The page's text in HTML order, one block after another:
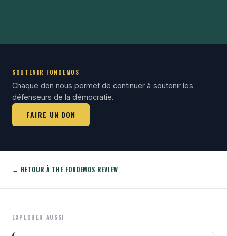
SOUTENIR FONDEMOS
Chaque don nous permet de continuer à soutenir les
défenseurs de la démocratie.
FAIRE UN DON
← RETOUR À THE FONDEMOS REVIEW
EXPLORER AUSSI